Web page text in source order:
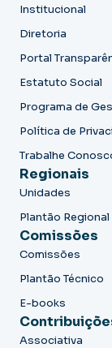
Institucional
Diretoria
Portal
Estatuto Social
Programa de
Política de
Trabalhe
Regionais
Unidades
Plantão Regional
Comissões
Comissões
Plantão Técnico
E-books
Associativa